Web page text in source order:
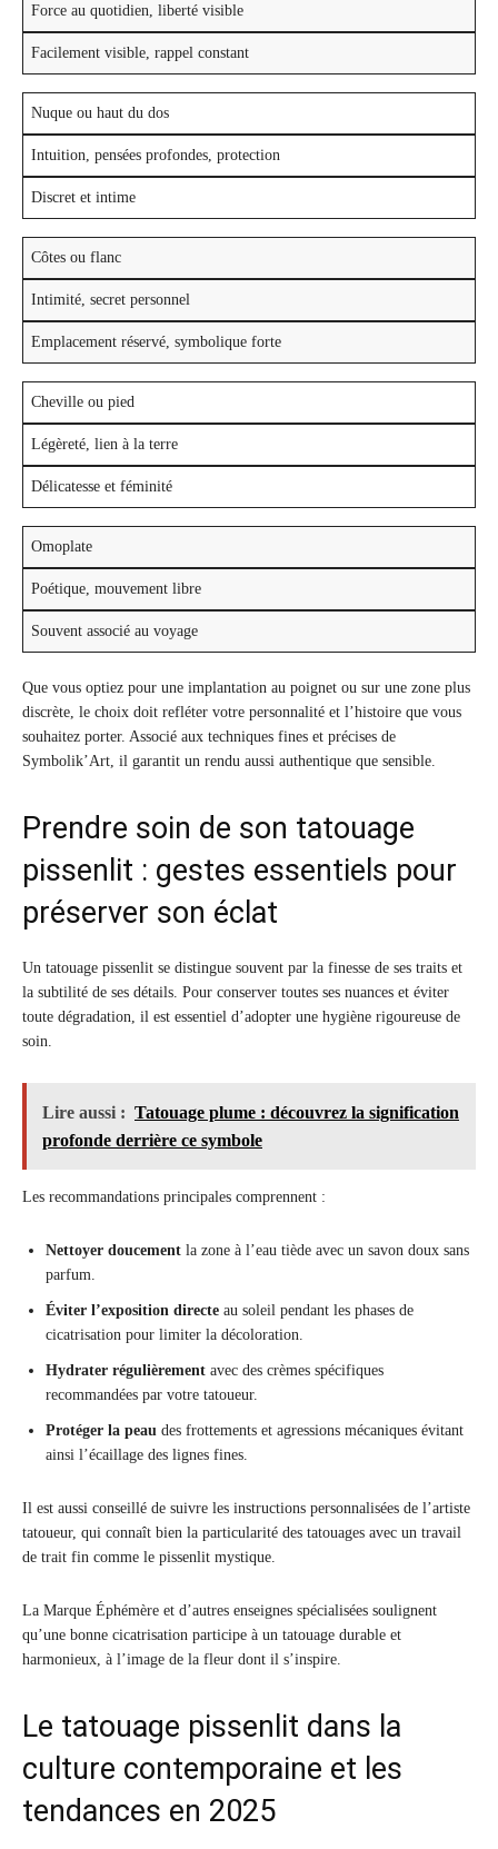
Force au quotidien, liberté visible
Facilement visible, rappel constant
Nuque ou haut du dos
Intuition, pensées profondes, protection
Discret et intime
Côtes ou flanc
Intimité, secret personnel
Emplacement réservé, symbolique forte
Cheville ou pied
Légèreté, lien à la terre
Délicatesse et féminité
Omoplate
Poétique, mouvement libre
Souvent associé au voyage
Que vous optiez pour une implantation au poignet ou sur une zone plus
discrète, le choix doit refléter votre personnalité et l’histoire que vous
souhaitez porter. Associé aux techniques fines et précises de
Symbolik’Art, il garantit un rendu aussi authentique que sensible.
Prendre soin de son tatouage
pissenlit : gestes essentiels pour
préserver son éclat
Un tatouage pissenlit se distingue souvent par la finesse de ses traits et
la subtilité de ses détails. Pour conserver toutes ses nuances et éviter
toute dégradation, il est essentiel d’adopter une hygiène rigoureuse de
soin.
Lire aussi : Tatouage plume : découvrez la signification
profonde derrière ce symbole
Les recommandations principales comprennent :
Nettoyer doucement la zone à l’eau tiède avec un savon doux sans
parfum.
Éviter l’exposition directe au soleil pendant les phases de
cicatrisation pour limiter la décoloration.
Hydrater régulièrement avec des crèmes spécifiques
recommandées par votre tatoueur.
Protéger la peau des frottements et agressions mécaniques évitant
ainsi l’écaillage des lignes fines.
Il est aussi conseillé de suivre les instructions personnalisées de l’artiste
tatoueur, qui connaît bien la particularité des tatouages avec un travail
de trait fin comme le pissenlit mystique.
La Marque Éphémère et d’autres enseignes spécialisées soulignent
qu’une bonne cicatrisation participe à un tatouage durable et
harmonieux, à l’image de la fleur dont il s’inspire.
Le tatouage pissenlit dans la
culture contemporaine et les
tendances en 2025